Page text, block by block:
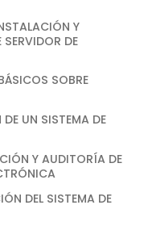
Y
DE
SOBRE
UN SISTEMA DE
Y AUDITORÍA DE
DEL SISTEMA DE